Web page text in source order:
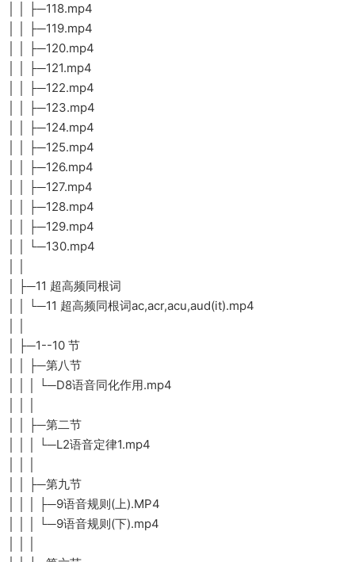
│ │ ├─118.mp4
│ │ ├─119.mp4
│ │ ├─120.mp4
│ │ ├─121.mp4
│ │ ├─122.mp4
│ │ ├─123.mp4
│ │ ├─124.mp4
│ │ ├─125.mp4
│ │ ├─126.mp4
│ │ ├─127.mp4
│ │ ├─128.mp4
│ │ ├─129.mp4
│ │ └─130.mp4
│ ├─11 超高频同根词
│ │ └─11 超高频同根词ac,acr,acu,aud(it).mp4
│ ├─1--10 节
│ │ ├─第八节
│ │ │ └─D8语音同化作用.mp4
│ │ ├─第二节
│ │ │ └─L2语音定律1.mp4
│ │ ├─第九节
│ │ │ ├─9语音规则(上).MP4
│ │ │ └─9语音规则(下).mp4